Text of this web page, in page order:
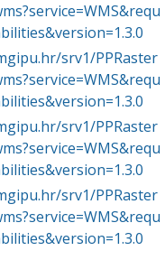
srv1/PPRaster
srv1/PPRaster
srv1/PPRaster